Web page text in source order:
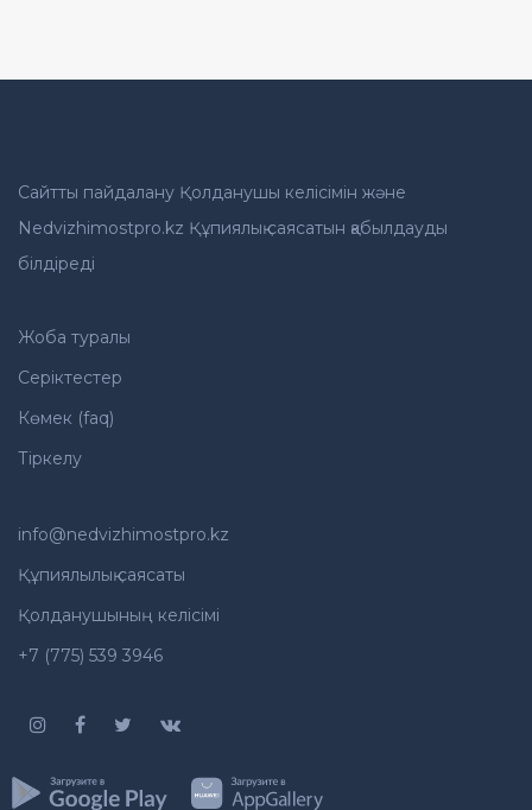
Сайтты пайдалану Қолданушы келісімін және
Nedvizhimostpro.kz Құпиялық саясатын қабылдауды
білдіреді
Жоба туралы
Серіктестер
Көмек (faq)
Тіркелу
info@nedvizhimostpro.kz
Құпиялылық саясаты
Қолданушының келісімі
+7 (775) 539 3946